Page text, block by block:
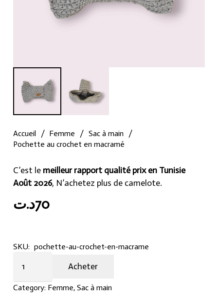
Accueil / Femme / Sac à main /
Pochette au crochet en macramé
C’est le meilleur rapport qualité prix en Tunisie
Août 2026, N’achetez plus de camelote.
70د.ت
SKU: pochette-au-crochet-en-macrame
crochet
Acheter
Category: Femme, Sac à main